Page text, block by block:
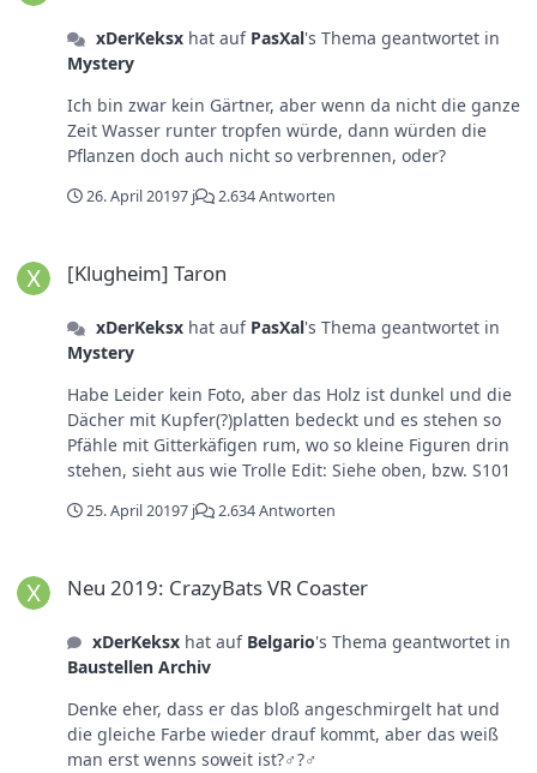
xDerKeksxhat auf PasXal's Thema geantwortet in
Mystery
Ich bin zwar kein Gärtner, aber wenn da nicht die ganze
Zeit Wasser runter tropfen würde, dann würden die
Pflanzen doch auch nicht so verbrennen, oder?
26. April 20197 j 2.634 Antworten
[Klugheim] Taron
xDerKeksxhat auf PasXal's Thema geantwortet in
Mystery
Habe Leider kein Foto, aber das Holz ist dunkel und die
Dächer mit Kupfer(?)platten bedeckt und es stehen so
Pfähle mit Gitterkäfigen rum, wo so kleine Figuren drin
stehen, sieht aus wie Trolle Edit: Siehe oben, bzw. S101
25. April 20197 j 2.634 Antworten
Neu 2019: CrazyBats VR Coaster
xDerKeksxhat auf Belgario's Thema geantwortet in
Baustellen Archiv
Denke eher, dass er das bloß angeschmirgelt hat und
die gleiche Farbe wieder drauf kommt, aber das weiß
man erst wenns soweit ist?‍♂️?‍♂️